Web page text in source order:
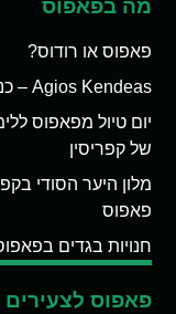
מה בפאפוס
פאפוס או רודוס?
Agios Kendeas – כנסייה יוונית אורתודוקסית בפאפוס
יום טיול מפאפוס
של קפריסין
מלון היער הסודי
פאפוס
חנויות בגדים
פאפוס לצעירים